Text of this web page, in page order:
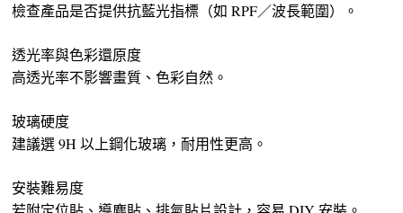
檢查產品是否提供抗藍光指標（如 RPF／波長範圍）。
透光率與色彩還原度
高透光率不影響畫質、色彩自然。
玻璃硬度
建議選 9H 以上鋼化玻璃，耐用性更高。
安裝難易度